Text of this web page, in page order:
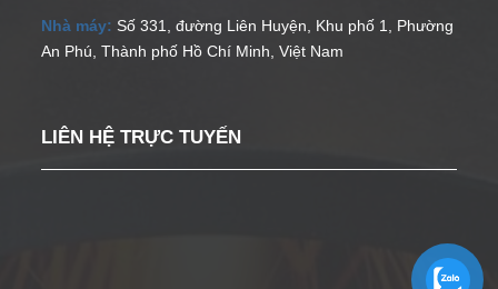
Nhà máy: Số 331, đường Liên Huyện, Khu phố 1, Phường
An Phú, Thành phố Hồ Chí Minh, Việt Nam
LIÊN HỆ TRỰC TUYẾN